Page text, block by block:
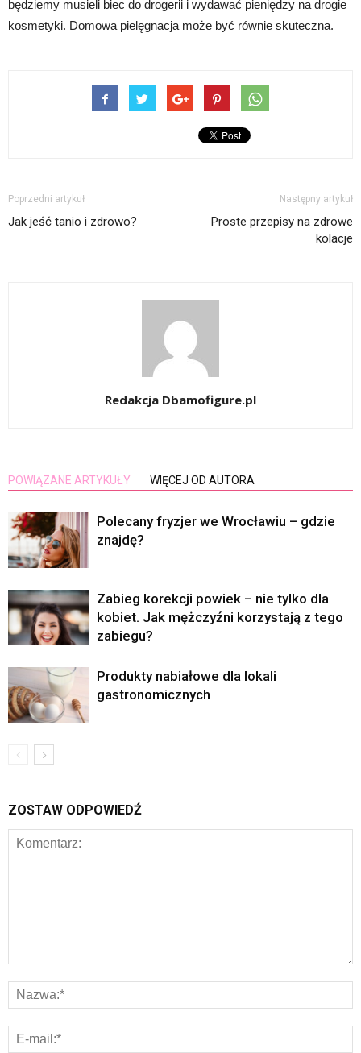
będziemy musieli biec do drogerii i wydawać pieniędzy na drogie
kosmetyki. Domowa pielęgnacja może być równie skuteczna.
Poprzedni artykuł
Jak jeść tanio i zdrowo?
Następny artykuł
Proste przepisy na zdrowe
kolacje
Redakcja Dbamofigure.pl
POWIĄZANE ARTYKUŁY WIĘCEJ OD AUTORA
Polecany fryzjer we Wrocławiu – gdzie
znajdę?
Zabieg korekcji powiek – nie tylko dla
kobiet. Jak mężczyźni korzystają z tego
zabiegu?
Produkty nabiałowe dla lokali
gastronomicznych
ZOSTAW ODPOWIEDŹ